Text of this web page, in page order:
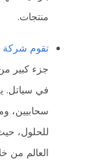
منتجات.
تقوم شركة Amazon Web Services (AWS)
جزء كبير من
في سياتل.
للحلول،
العالم من